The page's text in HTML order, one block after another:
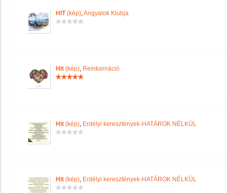
HIT(kép),Angyalok Klubja
Hit (kép), Reinkarnáció
Hit (kép), Erdélyi keresztények-HATÁROK NÉLKÜL
Hit (kép), Erdélyi keresztények-HATÁROK NÉLKÜL